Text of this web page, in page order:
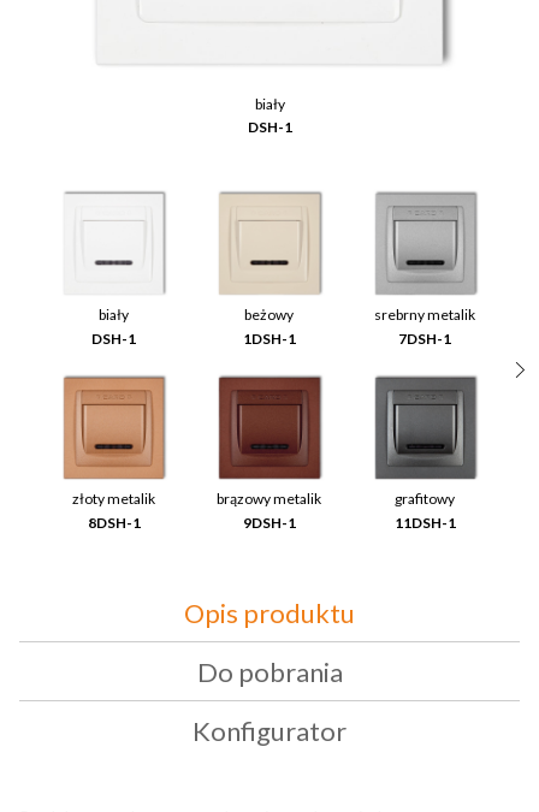
biały
DSH-1
biały
DSH-1
beżowy
1DSH-1
srebrny metalik
7DSH-1
złoty metalik
8DSH-1
brązowy metalik
9DSH-1
grafitowy
11DSH-1
Opis produktu
Do pobrania
Konfigurator